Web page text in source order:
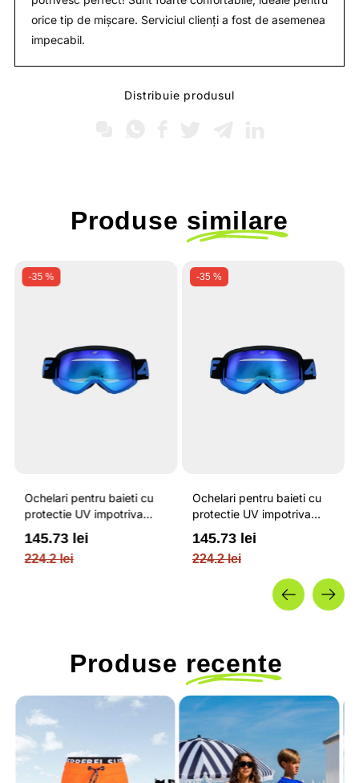
orice tip de mișcare. Serviciul clienți a fost de asemenea
impecabil.
Distribuie produsul
Produse similare
-35 %
Ochelari pentru baieti cu
protectie UV impotriva
radiatiilor solare si care
permit purtarea ochelarilor
de vedere / 4F JUNIOR
224.2 lei
145.73 lei
-35 %
Ochelari pentru baieti cu
protectie UV impotriva
radiatiilor solare si care
permit purtarea ochelarilor
de vedere / 4F JUNIOR
224.2 lei
145.73 lei
Produse recente